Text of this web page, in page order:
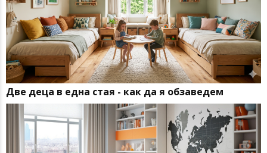
Две деца в една стая - как да я обзавeдем